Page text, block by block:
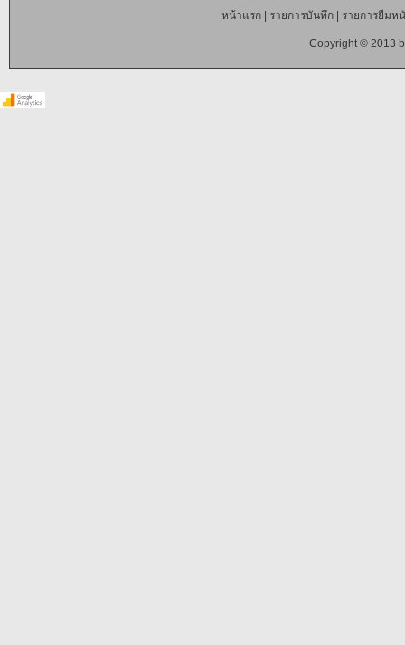
หน้าแรก| รายการบันทึก| รายการยืมห
Copyright © 2013